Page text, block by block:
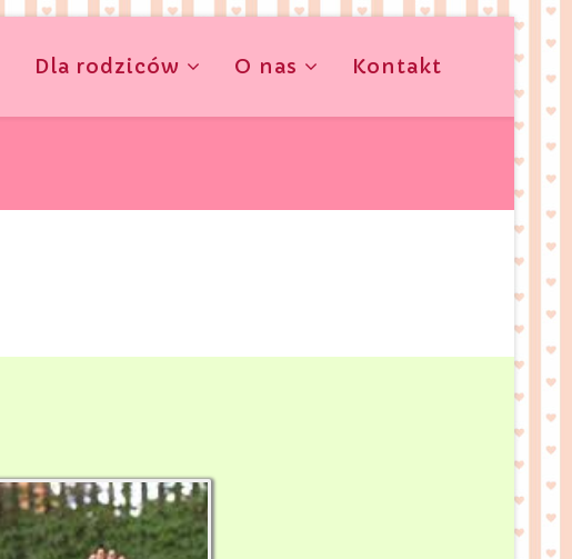
Dla rodziców O nas Kontakt